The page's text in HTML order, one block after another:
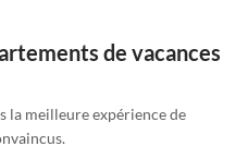
de vacances
meilleure expérience de